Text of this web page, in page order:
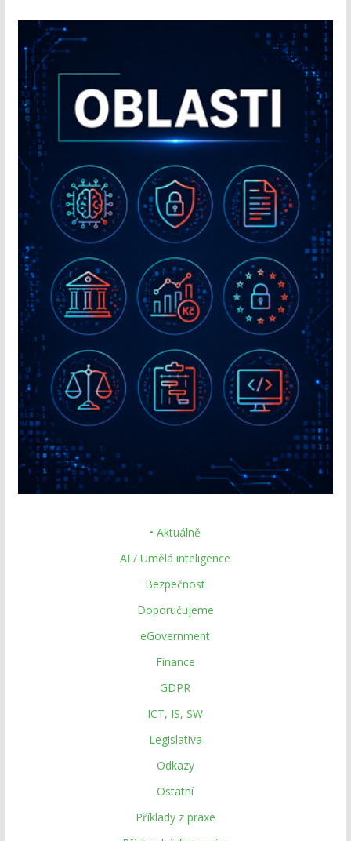
• Aktuálně
AI / Umělá inteligence
Bezpečnost
Doporučujeme
eGovernment
Finance
GDPR
ICT, IS, SW
Legislativa
Odkazy
Ostatní
Příklady z praxe